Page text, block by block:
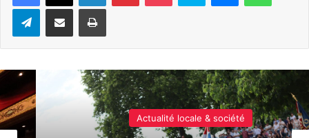
TelegramPartager par e-mail Imprimer
Actualité locale & société